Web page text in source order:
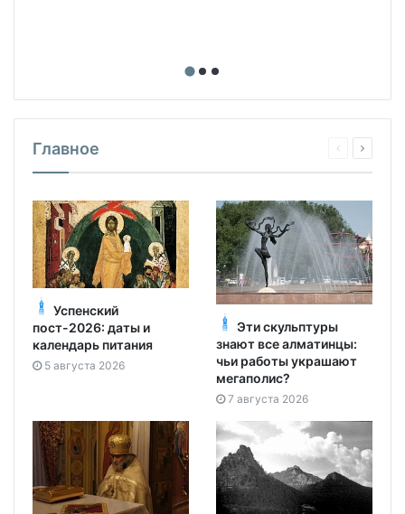
Главное
Успенский
пост-2026: даты и
календарь питания
5 августа 2026
Эти скульптуры
знают все алматинцы:
чьи работы украшают
мегаполис?
7 августа 2026